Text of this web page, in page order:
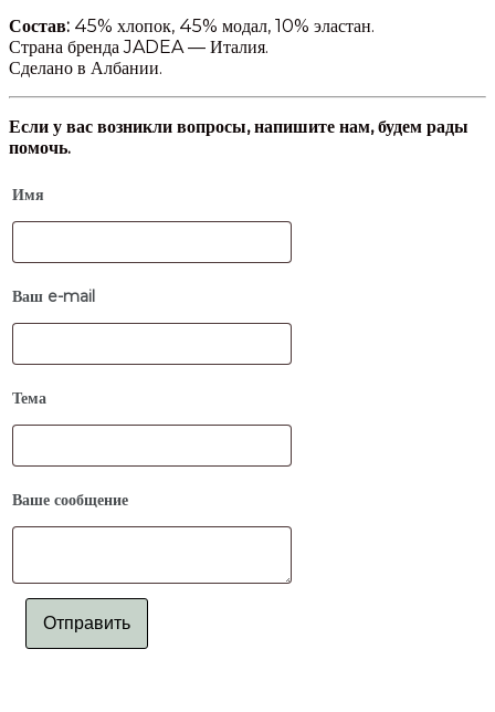
Состав: 45% хлопок, 45% модал, 10% эластан.
Страна бренда JADEA — Италия.
Сделано в Албании.
Если у вас возникли вопросы, напишите нам, будем рады
помочь.
Имя
Ваш e-mail
Тема
Ваше сообщение
Отправить